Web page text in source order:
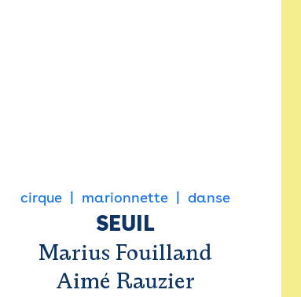
cirque marionnette danse
SEUIL
Marius Fouilland
Aimé Rauzier